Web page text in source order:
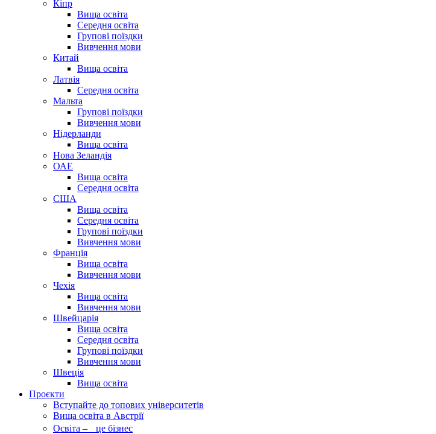
Кіпр
Вища освіта
Середня освіта
Групові поїздки
Вивчення мови
Китай
Вища освіта
Латвія
Середня освіта
Мальта
Групові поїздки
Вивчення мови
Нідерланди
Вища освіта
Нова Зеландія
ОАЕ
Вища освіта
Середня освіта
США
Вища освіта
Середня освіта
Групові поїздки
Вивчення мови
Франція
Вища освіта
Вивчення мови
Чехія
Вища освіта
Вивчення мови
Швейцарія
Вища освіта
Середня освіта
Групові поїздки
Вивчення мови
Швеція
Вища освіта
Проєкти
Вступайте до топових університетів
Вища освіта в Австрії
Освіта – це бізнес